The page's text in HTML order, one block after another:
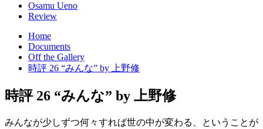
Osamu Ueno
Review
Home
Documents
Off the Gallery
時評 26 “みんな” by 上野修
時評 26 “みんな” by 上野修
みんなが少しずつ何々すれば世の中が変わる、ということが